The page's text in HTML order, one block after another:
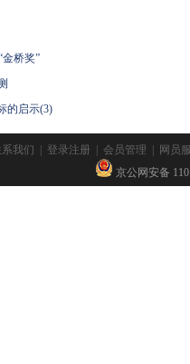
桥奖”
的启示(3)
我们 登录注册 会员管理
网员
京公网安备